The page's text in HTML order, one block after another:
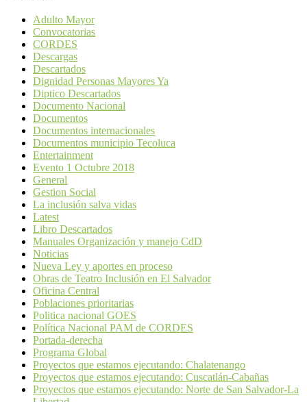
Adulto Mayor
Convocatorias
CORDES
Descargas
Descartados
Dignidad Personas Mayores Ya
Diptico Descartados
Documento Nacional
Documentos
Documentos internacionales
Documentos municipio Tecoluca
Entertainment
Evento 1 Octubre 2018
General
Gestion Social
La inclusión salva vidas
Latest
Libro Descartados
Manuales Organización y manejo CdD
Noticias
Nueva Ley y aportes en proceso
Obras de Teatro Inclusión en El Salvador
Oficina Central
Poblaciones prioritarias
Politica nacional GOES
Política Nacional PAM de CORDES
Portada-derecha
Programa Global
Proyectos que estamos ejecutando: Chalatenango
Proyectos que estamos ejecutando: Cuscatlán-Cabañas
Proyectos que estamos ejecutando: Norte de San Salvador-La